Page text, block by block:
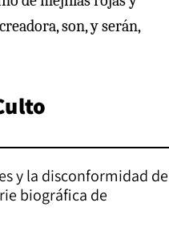
son, y serán,
y la disconformidad de
biográfica de